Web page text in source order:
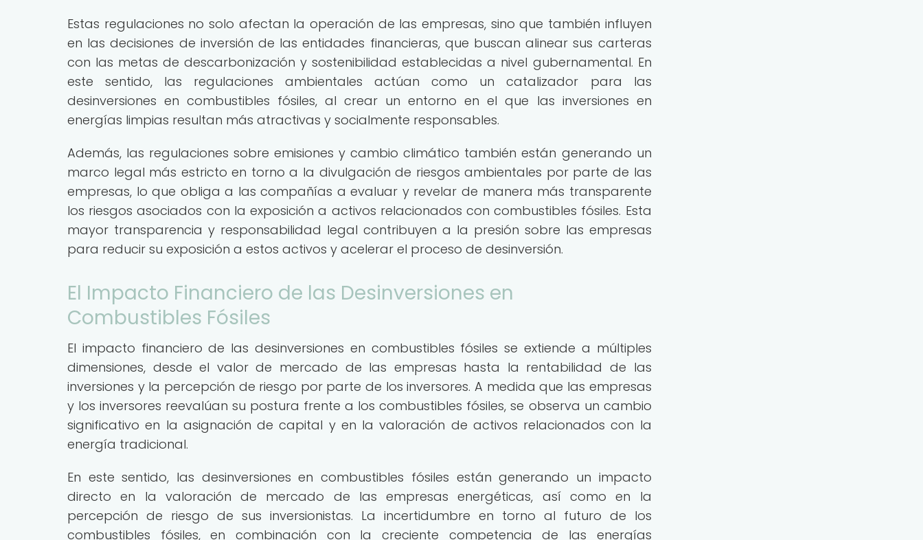
Estas regulaciones no solo afectan la operación de las empresas, sino que también influyen
en las decisiones de inversión de las entidades financieras, que buscan alinear sus carteras
con las metas de descarbonización y sostenibilidad establecidas a nivel gubernamental. En
este sentido, las regulaciones ambientales actúan como un catalizador para las
desinversiones en combustibles fósiles, al crear un entorno en el que las inversiones en
energías limpias resultan más atractivas y socialmente responsables.
Además, las regulaciones sobre emisiones y cambio climático también están generando un
marco legal más estricto en torno a la divulgación de riesgos ambientales por parte de las
empresas, lo que obliga a las compañías a evaluar y revelar de manera más transparente
los riesgos asociados con la exposición a activos relacionados con combustibles fósiles. Esta
mayor transparencia y responsabilidad legal contribuyen a la presión sobre las empresas
para reducir su exposición a estos activos y acelerar el proceso de desinversión.
El Impacto Financiero de las Desinversiones en
Combustibles Fósiles
El impacto financiero de las desinversiones en combustibles fósiles se extiende a múltiples
dimensiones, desde el valor de mercado de las empresas hasta la rentabilidad de las
inversiones y la percepción de riesgo por parte de los inversores. A medida que las empresas
y los inversores reevalúan su postura frente a los combustibles fósiles, se observa un cambio
significativo en la asignación de capital y en la valoración de activos relacionados con la
energía tradicional.
En este sentido, las desinversiones en combustibles fósiles están generando un impacto
directo en la valoración de mercado de las empresas energéticas, así como en la
percepción de riesgo de sus inversionistas. La incertidumbre en torno al futuro de los
combustibles fósiles, en combinación con la creciente competencia de las energías